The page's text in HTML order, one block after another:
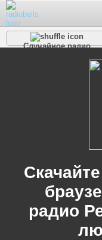
Случайное радио
радио